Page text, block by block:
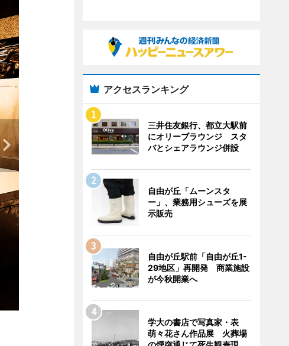
アクセスランキング
三井住友銀行、都立大駅前
にオリーブラウンジ スタ
バとシェアラウンジ併設
自由が丘「ムーンスタ
ー」、業務用シューズを展
示販売
自由が丘駅前「自由が丘1-
29地区」再開発 商業施設
が今秋開業へ
学大の書店で写真家・表
萌々花さん作品展 火葬場